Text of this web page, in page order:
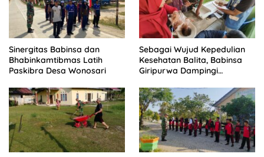
Sinergitas Babinsa dan
Bhabinkamtibmas Latih
Paskibra Desa Wonosari
Sebagai Wujud Kepedulian
Kesehatan Balita, Babinsa
Giripurwa Dampingi